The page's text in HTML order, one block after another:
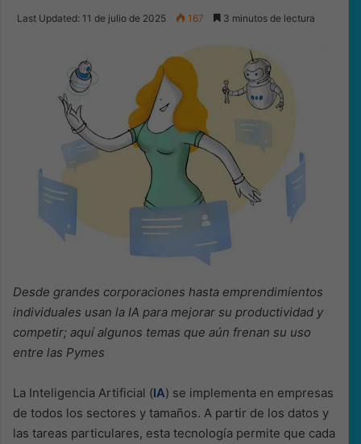
Last Updated: 11 de julio de 2025 167 3 minutos de lectura
Desde grandes corporaciones hasta emprendimientos
individuales usan la IA para mejorar su productividad y
competir; aquí algunos temas que aún frenan su uso
entre las Pymes
La Inteligencia Artificial (IA) se implementa en empresas
de todos los sectores y tamaños. A partir de los datos y
las tareas particulares, esta tecnología permite que cada